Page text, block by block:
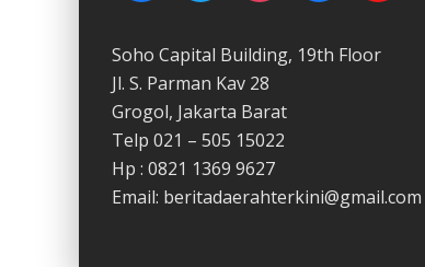
Soho Capital Building, 19th Floor
Jl. S. Parman Kav 28
Grogol, Jakarta Barat
Telp 021 – 505 15022
Hp : 0821 1369 9627
Email: beritadaerahterkini@gmail.com